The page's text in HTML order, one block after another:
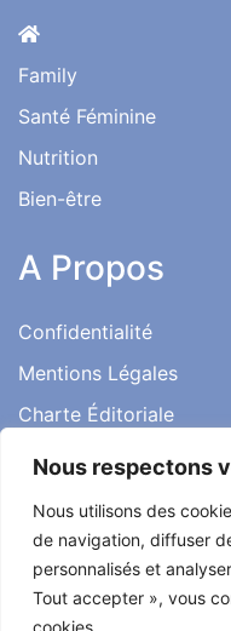
Nous respectons
Nous utilisons des
de navigation, diffuser
personnalisés et
Tout accepter », vous
cookies.
Family
Santé Féminine
Nutrition
Bien-être
A Propos
Confidentialité
Mentions Légales
Charte Éditoriale
Conditions d’utilisation
Témoignages